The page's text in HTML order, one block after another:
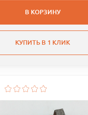
В КОРЗИНУ
КУПИТЬ В 1 КЛИК